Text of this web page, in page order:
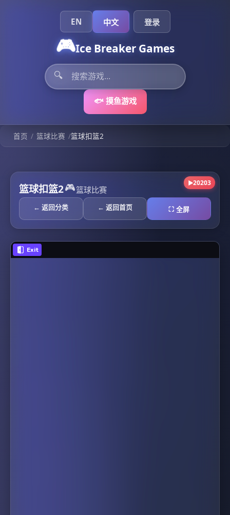
🎮Ice Breaker Games
🔍
🐟 摸鱼游戏
EN 中文 登录
首页 / 篮球比赛 /篮球扣篮2
篮球扣篮2 ▶20203
🎮篮球比赛
← 返回分类 ← 返回首页 ⛶ 全屏